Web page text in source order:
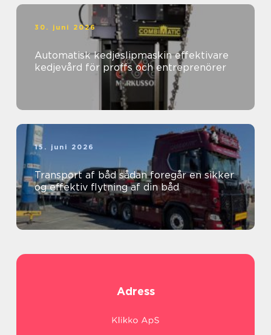
30. juni 2026
Automatisk kedjeslipmaskin effektivare
kedjevård för proffs och entreprenörer
15. juni 2026
Transport af båd sådan foregår en sikker
og effektiv flytning af din båd
Adress